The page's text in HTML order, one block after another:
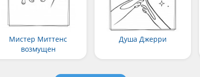
Мистер Миттенс
возмущен
Душа Джерри